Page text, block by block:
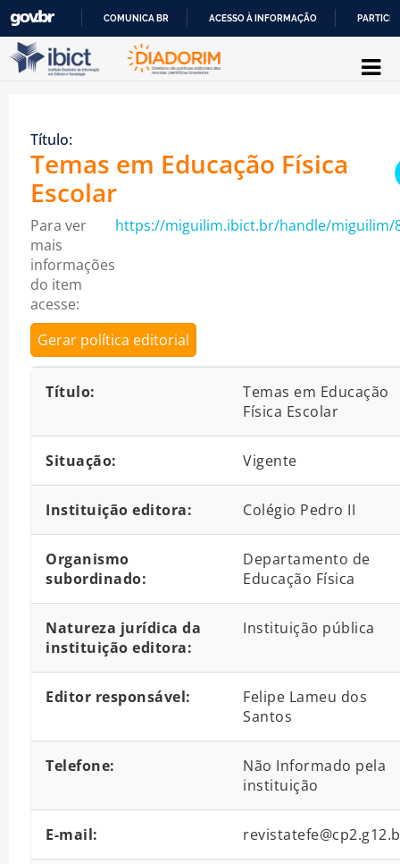
IR
COMUNICA BR ACESSO À INFORMAÇÃO
Pular para o conteúdo
Título:
Temas em Educação Física
Escolar
Para ver
mais
informações
do item
acesse:
https://miguilim.ibict.br/handle/miguilim/
Gerar política editorial
Título:
Temas em Educação
Física Escolar
Situação: Vigente
Instituição editora: Colégio Pedro II
Organismo
subordinado:
Departamento de
Educação Física
Natureza jurídica da
instituição editora:
Instituição pública
Editor responsável:
Felipe Lameu dos
Santos
Telefone:
Não Informado pela
instituição
E-mail: